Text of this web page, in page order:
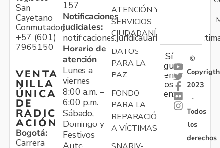
San
Cayetano
Conmutador:
+57 (601)
7965150
VENTA
NILLA
ÚNICA
DE
RADIC
ACIÓN
Bogotá:
Carrera
157
Notificaciones
judiciales:
Horario de
atención
Lunes a
viernes
8:00 a.m. –
6:00 p.m.
Sábado,
Domingo y
Festivos
Auto
ATENCIÓN Y
SERVICIOS
CIUDADANÍA
DATOS
PARA LA
PAZ
FONDO
PARA LA
REPARACIÓN
A VÍCTIMAS
Sí
gu
en
os
en:
©
Copyrigth
2023
-
Todos
los
derechos